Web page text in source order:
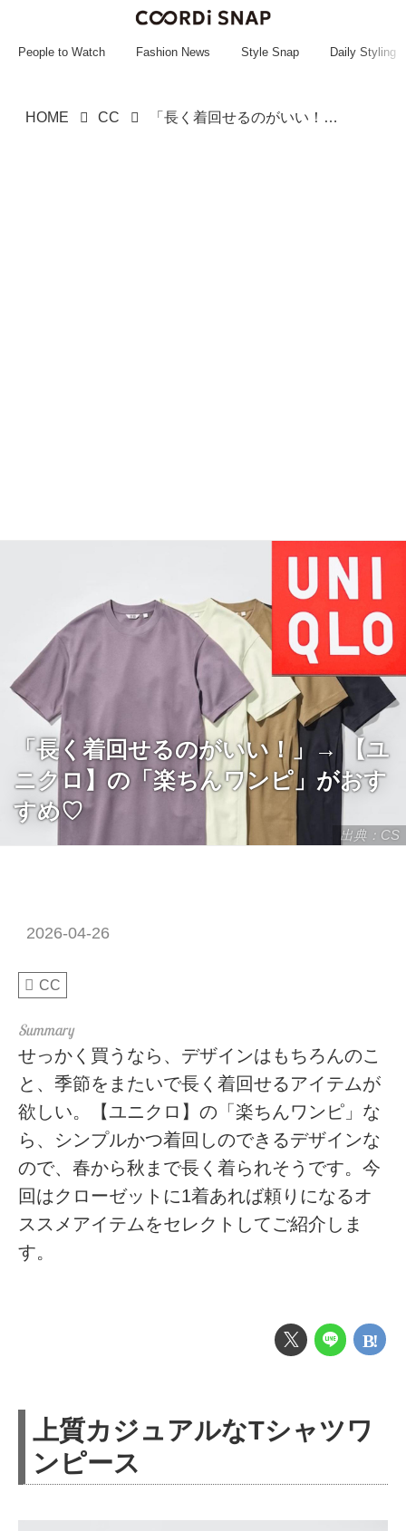
~~~~~~~~~~~
People to Watch Fashion News Style Snap Daily Styling
HOME CC 「長く着回せるのがいい！」→ 【ユニクロ】の「楽ちんワンピ」がおすすめ♡
出典：CS
「長く着回せるのがいい！」→ 【ユ
ニクロ】の「楽ちんワンピ」がおす
すめ♡
2026-04-26
CC
せっかく買うなら、デザインはもちろんのこ
と、季節をまたいで長く着回せるアイテムが
欲しい。【ユニクロ】の「楽ちんワンピ」な
ら、シンプルかつ着回しのできるデザインな
ので、春から秋まで長く着られそうです。今
回はクローゼットに1着あれば頼りになるオ
ススメアイテムをセレクトしてご紹介しま
す。
上質カジュアルなTシャツワ
ンピース